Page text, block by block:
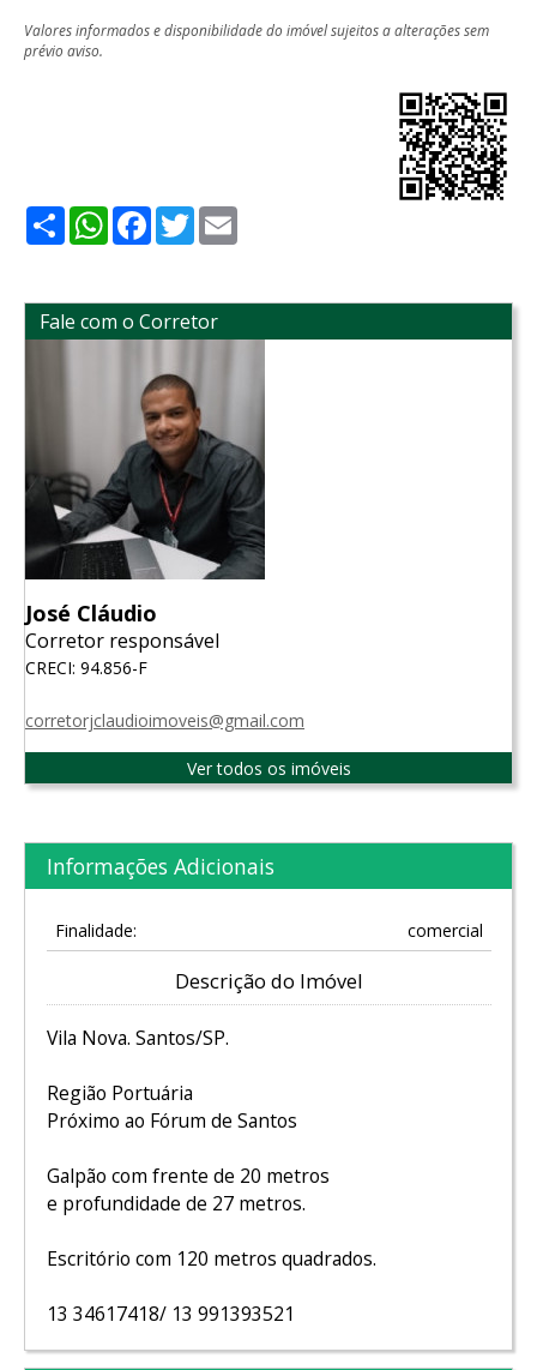
Valores informados e disponibilidade do imóvel sujeitos a alterações sem
prévio aviso.
ShareWhatsApp
Facebook
Twitter
Fale com o Corretor
José Cláudio
Corretor responsável
CRECI: 94.856-F
corretorjclaudioimoveis@gmail.com
Ver todos os imóveis
Informações Adicionais
Finalidade: comercial
Descrição do Imóvel
Vila Nova. Santos/SP.
Região Portuária
Próximo ao Fórum de Santos
Galpão com frente de 20 metros
e profundidade de 27 metros.
Escritório com 120 metros quadrados.
13 34617418/ 13 991393521